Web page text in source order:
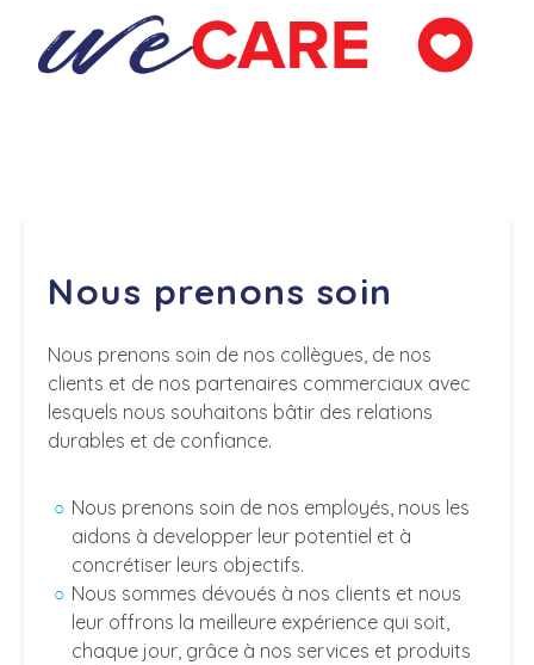
Nous prenons soin
Nous prenons soin de nos collègues, de nos
clients et de nos partenaires commerciaux avec
lesquels nous souhaitons bâtir des relations
durables et de confiance.
Nous prenons soin de nos employés, nous les
aidons à developper leur potentiel et à
concrétiser leurs objectifs.
Nous sommes dévoués à nos clients et nous
leur offrons la meilleure expérience qui soit,
chaque jour, grâce à nos services et produits